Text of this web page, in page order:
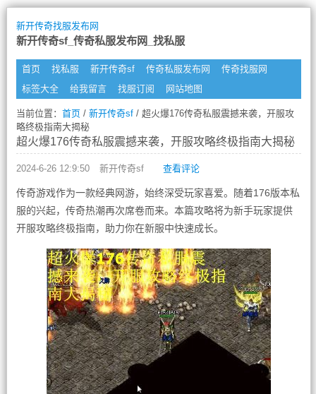
新开传奇找服发布网
新开传奇sf_传奇私服发布网_找私服
首页 找私服 新开传奇sf 传奇私服发布网
传奇找服网
标签大全
给我留言 找服订阅 网站地图
当前位置： 首页/ 新开传奇sf/ 超火爆176传奇私服震撼来袭，开服攻
略终极指南大揭秘
超火爆176传奇私服震撼来袭，开服攻略终极指南大揭秘
2024-6-26 12:9:50 新开传奇sf 查看评论
传奇游戏作为一款经典网游，始终深受玩家喜爱。随着176版本私
服的兴起，传奇热潮再次席卷而来。本篇攻略将为新手玩家提供
开服攻略终极指南，助力你在新服中快速成长。